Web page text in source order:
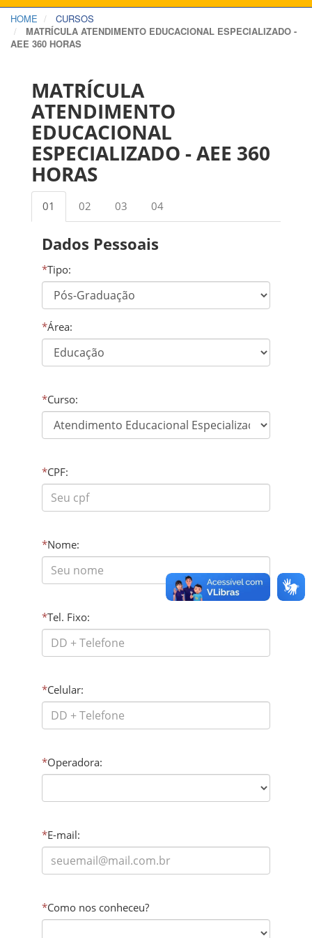
HOME
CURSOS
MATRÍCULA ATENDIMENTO EDUCACIONAL ESPECIALIZADO -
AEE 360 HORAS
MATRÍCULA
ATENDIMENTO
EDUCACIONAL
ESPECIALIZADO - AEE 360
HORAS
01 02 03 04
Dados Pessoais
*Tipo:
*Área:
*Curso:
*CPF:
*Nome:
*Tel. Fixo:
*Celular:
*Operadora:
*E-mail:
*Como nos conheceu?